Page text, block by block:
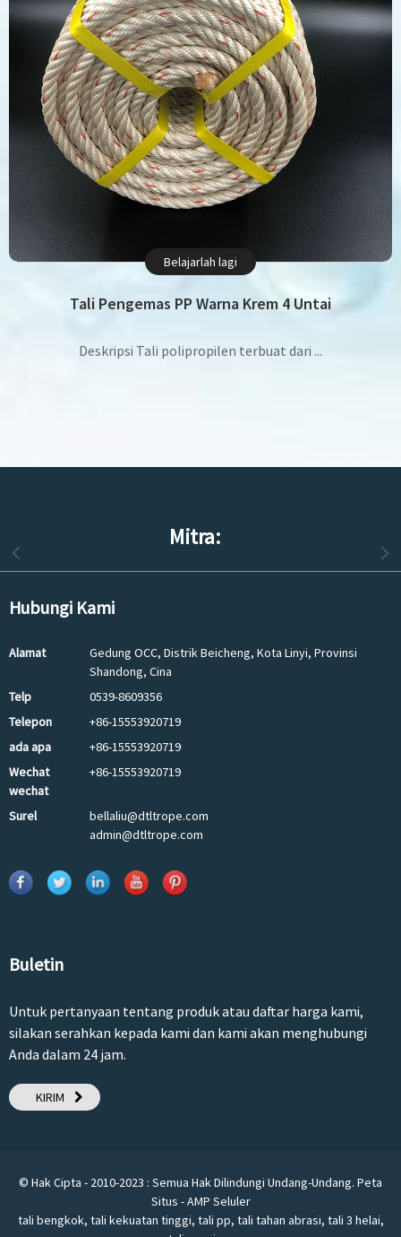
Tali Pengemas PP Warna Krem 4 Untai
Deskripsi Tali polipropilen terbuat dari ...
Belajarlah lagi
Mitra:
Hubungi Kami
Alamat
Gedung OCC, Distrik Beicheng, Kota Linyi, Provinsi
Shandong, Cina
Telp
0539-8609356
Telepon
+86-15553920719
ada apa
+86-15553920719
Wechat
wechat
+86-15553920719
Surel
bellaliu@dtltrope.com
admin@dtltrope.com
Buletin
Untuk pertanyaan tentang produk atau daftar harga kami,
silakan serahkan kepada kami dan kami akan menghubungi
Anda dalam 24 jam.
KIRIM
© Hak Cipta - 2010-2023 : Semua Hak Dilindungi Undang-Undang. Peta
Situs -AMP Seluler
tali bengkok, tali kekuatan tinggi, tali pp, tali tahan abrasi, tali 3 helai,